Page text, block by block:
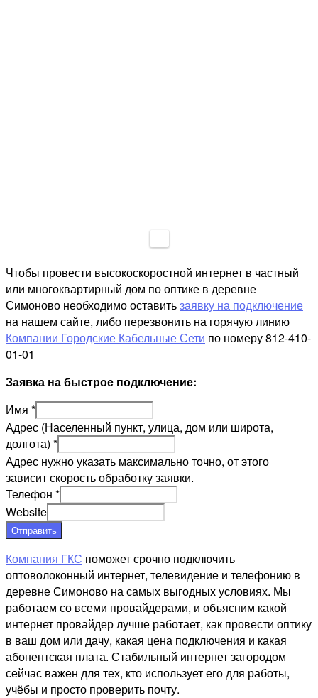
Чтобы провести высокоскоростной интернет в частный
или многоквартирный дом по оптике в деревне
Симоново необходимо оставитьзаявку на подключение
на нашем сайте, либо перезвонить на горячую линию
Компании Городские Кабельные Сети по номеру 812-410-
01-01
Заявка на быстрое подключение:
Имя *
Адрес (Населенный пункт, улица, дом или широта,
долгота) *
Адрес нужно указать максимально точно, от этого
зависит скорость обработку заявки.
Телефон *
Website
Отправить
Компания ГКС поможет срочно подключить
оптоволоконный интернет, телевидение и телефонию в
деревне Симоново на самых выгодных условиях. Мы
работаем со всеми провайдерами, и объясним какой
интернет провайдер лучше работает, как провести оптику
в ваш дом или дачу, какая цена подключения и какая
абонентская плата. Стабильный интернет загородом
сейчас важен для тех, кто использует его для работы,
учёбы и просто проверить почту.